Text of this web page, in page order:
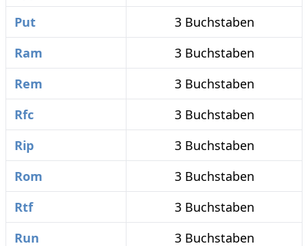
Put
3 Buchstaben
Ram
3 Buchstaben
Rem
3 Buchstaben
Rfc
3 Buchstaben
Rip
3 Buchstaben
Rom
3 Buchstaben
Rtf
3 Buchstaben
Run
3 Buchstaben